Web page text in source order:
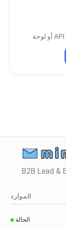
عبر API أو لوحة
الموارد
الحالة